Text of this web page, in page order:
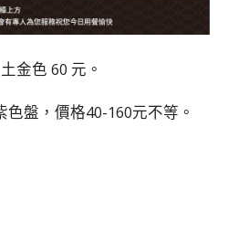
金色 60 元。
盤，價格40-160元不等。